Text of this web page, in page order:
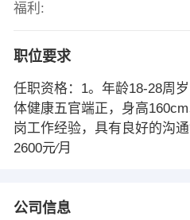
福利:
职位要求
任职资格：1。年龄18-28周
体健康五官端正，身高
岗工作经验，具有良好的沟
2600元∕月
公司信息